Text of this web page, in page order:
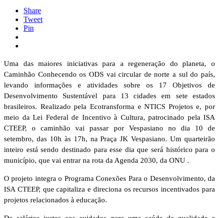
Share
Tweet
Pin
Uma das maiores iniciativas para a regeneração do planeta, o
Caminhão Conhecendo os ODS vai circular de norte a sul do país,
levando informações e atividades sobre os 17 Objetivos de
Desenvolvimento Sustentável para 13 cidades em sete estados
brasileiros. Realizado pela Ecotransforma e NTICS Projetos e, por
meio da Lei Federal de Incentivo à Cultura, patrocinado pela ISA
CTEEP, o caminhão vai passar por Vespasiano no dia 10 de
setembro, das 10h às 17h, na Praça JK Vespasiano. Um quarteirão
inteiro está sendo destinado para esse dia que será histórico para o
município, que vai entrar na rota da Agenda 2030, da ONU .
O projeto integra o Programa Conexões Para o Desenvolvimento, da
ISA CTEEP, que capitaliza e direciona os recursos incentivados para
projetos relacionados à educação.